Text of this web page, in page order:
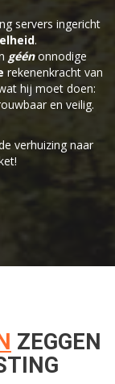
servers ingericht
.
géénonnodige
rekenenkracht van
hij moet doen:
en veilig.
verhuizing naar
ZEGGEN